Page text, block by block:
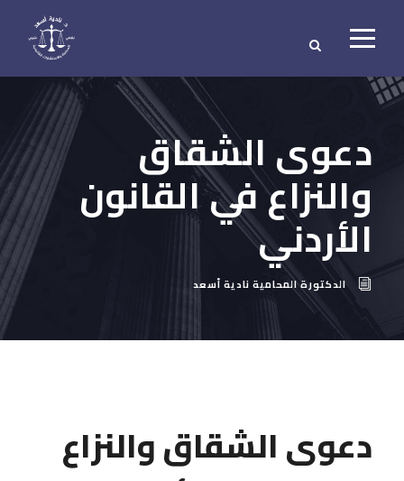
دعوى الشقاق
والنزاع في القانون
الأردني
الدكتورة المحامية نادية أسعد
دعوى الشقاق والنزاع